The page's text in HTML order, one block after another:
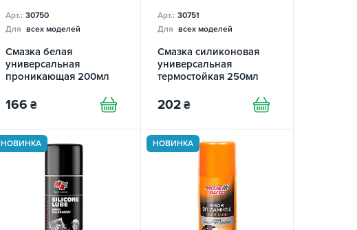
Арт.: 30750
Для всех моделей
Смазка белая
универсальная
проникающая 200мл
166 ₴
Арт.: 30751
Для всех моделей
Смазка силиконовая
универсальная
термостойкая 250мл
202 ₴
НОВИНКА НОВИНКА